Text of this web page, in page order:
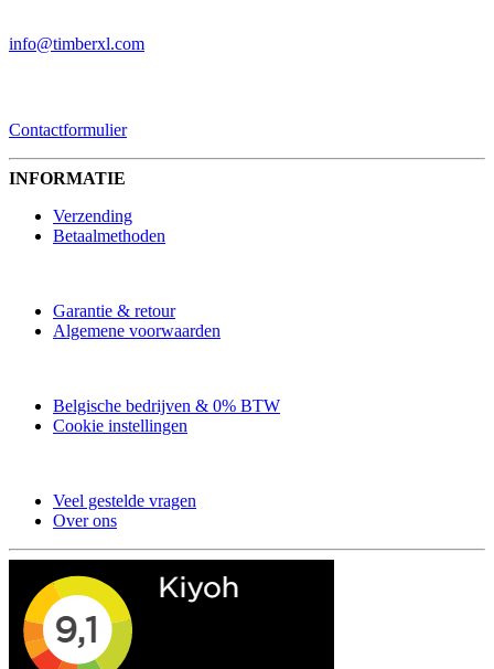
info@timberxl.com
Contactformulier
INFORMATIE
Verzending
Betaalmethoden
Garantie & retour
Algemene voorwaarden
Belgische bedrijven & 0% BTW
Cookie instellingen
Veel gestelde vragen
Over ons